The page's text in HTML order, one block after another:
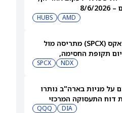
AMD
HUBS
מניית ספייס אקס (SPCX) מתריסה מול
תקופת החסימה,
NDX
SPCX
על מניות בארה"ב נותרו
דוח התעסוקה המרכזי
DIA
QQQ